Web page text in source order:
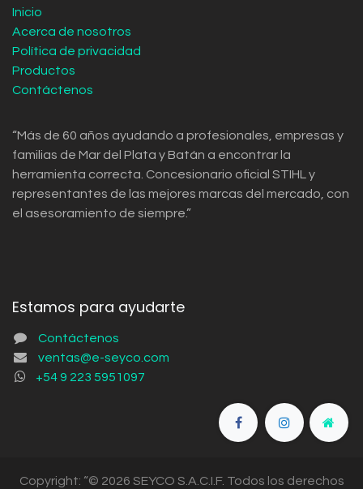
Inicio
Acerca de nosotros
Política de privacidad
Productos
Contáctenos
“Más de 60 años ayudando a profesionales, empresas y
familias de Mar del Plata y Batán a encontrar la
herramienta correcta. Concesionario oficial STIHL y
representantes de las mejores marcas del mercado, con
el asesoramiento de siempre.”
Estamos para ayudarte
Contáctenos
ventas@e-seyco.com
+54 9 223 5951097
Copyright: “© 2026 SEYCO S.A.C.I.F. Todos los derechos